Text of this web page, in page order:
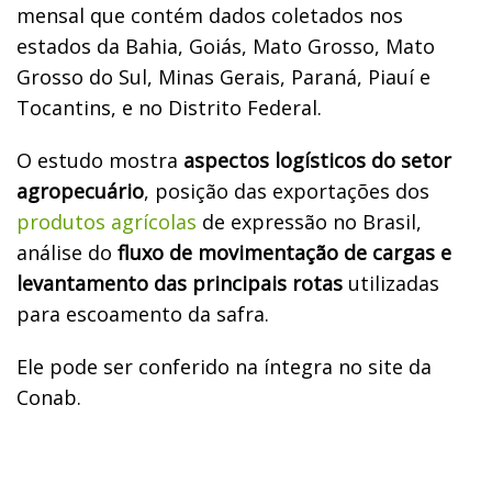
mensal que contém dados coletados nos
estados da Bahia, Goiás, Mato Grosso, Mato
Grosso do Sul, Minas Gerais, Paraná, Piauí e
Tocantins, e no Distrito Federal.
O estudo mostra aspectos logísticos do setor
agropecuário, posição das exportações dos
produtos agrícolas de expressão no Brasil,
análise do fluxo de movimentação de cargas e
levantamento das principais rotas utilizadas
para escoamento da safra.
Ele pode ser conferido na íntegra no site da
Conab.